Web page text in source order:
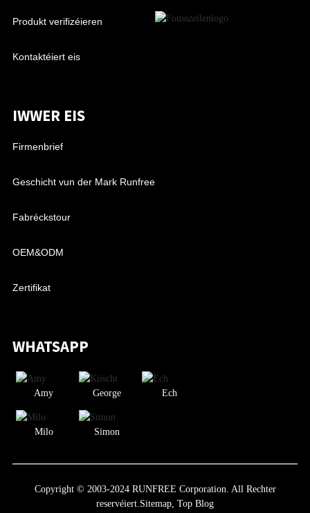
Produkt verifizéieren
Kontaktéiert eis
IWWER EIS
Firmenbrief
Geschicht vun der Mark Runfree
Fabréckstour
OEM&ODM
Zertifikat
WHATSAPP
Amy George Ech
Milo Simon
Copyright © 2003-2024 RUNFREE Corporation. All Rechter
reservéiert. Sitemap, Top Blog